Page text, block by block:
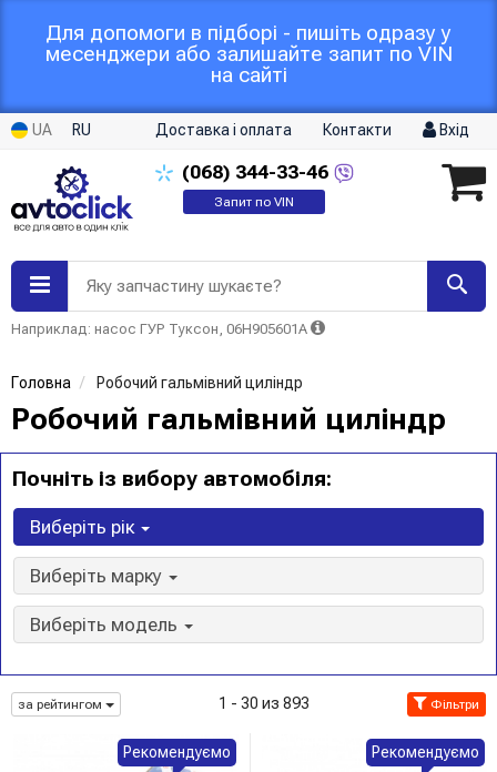
Для допомоги в підборі - пишіть одразу у
месенджери або залишайте запит по VIN
на сайті
UA RU Доставка і оплата Контакти Вхід
(068) 344-33-46
Запит по VIN
Яку запчастину шукаєте?
Наприклад: насос ГУР Туксон, 06H905601A
Головна Робочий гальмівний циліндр
Робочий гальмівний циліндр
Почніть із вибору автомобіля:
Виберіть рік
Виберіть марку
Виберіть модель
за рейтингом 1 - 30 из 893 Фільтри
Рекомендуємо Рекомендуємо